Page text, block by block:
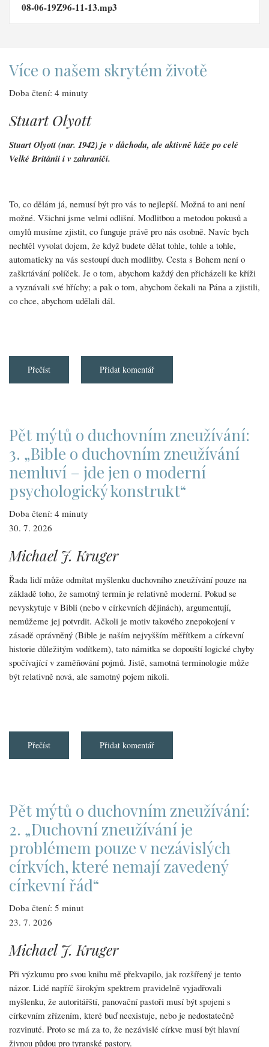
08-06-19Z96-11-13.mp3
Více o našem skrytém životě
Doba čtení: 4 minuty
Stuart Olyott
Stuart Olyott (nar. 1942) je v důchodu, ale aktivně káže po celé
Velké Británii i v zahraničí.
To, co dělám já, nemusí být pro vás to nejlepší. Možná to ani není
možné. Všichni jsme velmi odlišní. Modlitbou a metodou pokusů a
omylů musíme zjistit, co funguje právě pro nás osobně. Navíc bych
nechtěl vyvolat dojem, že když budete dělat tohle, tohle a tohle,
automaticky na vás sestoupí duch modlitby. Cesta s Bohem není o
zaškrtávání políček. Je o tom, abychom každý den přicházeli ke kříži
a vyznávali své hříchy; a pak o tom, abychom čekali na Pána a zjistili,
co chce, abychom udělali dál.
Přečíst
o
Přidat komentář
Pět mýtů o duchovním zneužívání:
3. „Bible o duchovním zneužívání
nemluví – jde jen o moderní
psychologický konstrukt“
Doba čtení: 4 minuty
30. 7. 2026
Michael J. Kruger
Řada lidí může odmítat myšlenku duchovního zneužívání pouze na
základě toho, že samotný termín je relativně moderní. Pokud se
nevyskytuje v Bibli (nebo v církevních dějinách), argumentují,
nemůžeme jej potvrdit. Ačkoli je motiv takového znepokojení v
zásadě oprávněný (Bible je naším nejvyšším měřítkem a církevní
historie důležitým vodítkem), tato námitka se dopouští logické chyby
spočívající v zaměňování pojmů. Jistě, samotná terminologie může
být relativně nová, ale samotný pojem nikoli.
Přečíst
mýtů
„Bible
o
duchovním
zneužívání
nemluví
–
jde
jen
o
moderní
psychologický
Přidat komentář
Pět mýtů o duchovním zneužívání:
2. „Duchovní zneužívání je
problémem pouze v nezávislých
církvích, které nemají zavedený
církevní řád“
Doba čtení: 5 minut
23. 7. 2026
Michael J. Kruger
Při výzkumu pro svou knihu mě překvapilo, jak rozšířený je tento
názor. Lidé napříč širokým spektrem pravidelně vyjadřovali
myšlenku, že autoritářští, panovační pastoři musí být spojeni s
církevním zřízením, které buď neexistuje, nebo je nedostatečně
rozvinuté. Proto se má za to, že nezávislé církve musí být hlavní
živnou půdou pro tyranské pastory.